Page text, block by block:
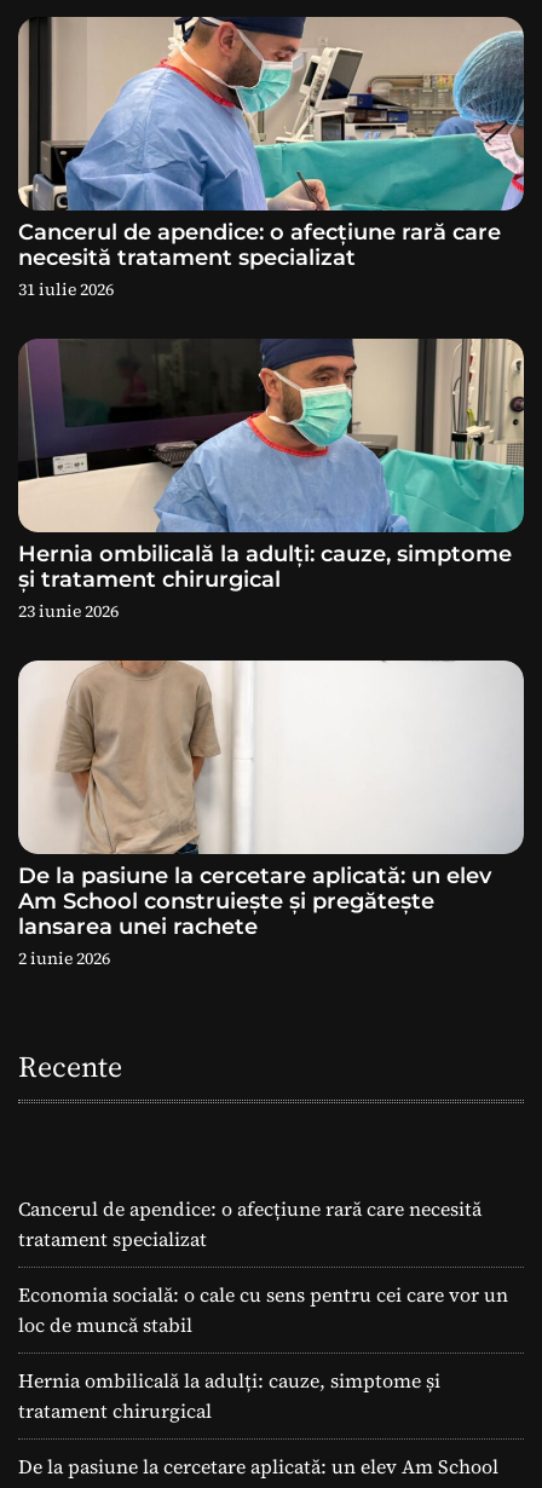
r
n
a
r
t
c
o
l
e
Cancerul de apendice: o afecțiune rară care
necesită tratament specializat
31 iulie 2026
Hernia ombilicală la adulți: cauze, simptome
și tratament chirurgical
23 iunie 2026
De la pasiune la cercetare aplicată: un elev
Am School construiește și pregătește
lansarea unei rachete
2 iunie 2026
Recente
Cancerul de apendice: o afecțiune rară care necesită
tratament specializat
Economia socială: o cale cu sens pentru cei care vor un
loc de muncă stabil
Hernia ombilicală la adulți: cauze, simptome și
tratament chirurgical
De la pasiune la cercetare aplicată: un elev Am School